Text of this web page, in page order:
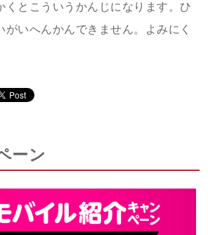
くとこういうかんじになります。ひ
がいへんかんできません。よみにく
ーン